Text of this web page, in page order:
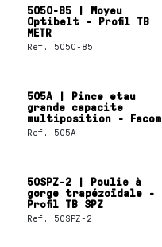
5050-85 | Moyeu
Optibelt - Profil TB
METR
Ref. 5050-85
505A | Pince etau
grande capacite
multiposition - Facom
Ref. 505A
50SPZ-2 | Poulie à
gorge trapézoïdale -
Profil TB SPZ
Ref. 50SPZ-2